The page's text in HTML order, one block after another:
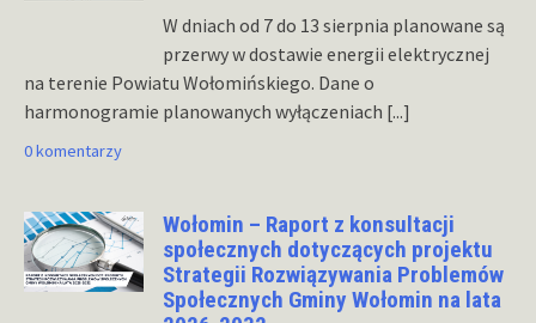
W dniach od 7 do 13 sierpnia planowane są
przerwy w dostawie energii elektrycznej
na terenie Powiatu Wołomińskiego. Dane o
harmonogramie planowanych wyłączeniach [...]
0 komentarzy
Wołomin – Raport z konsultacji
społecznych dotyczących projektu
Strategii Rozwiązywania Problemów
Społecznych Gminy Wołomin na lata